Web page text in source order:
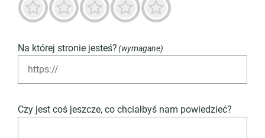
Znakomity
Przeważnie dobry
Neutralny
Niedobrze
Okropny
Na której stronie jesteś?(wymagane)
Czy jest coś jeszcze, co chciałbyś nam powiedzieć?